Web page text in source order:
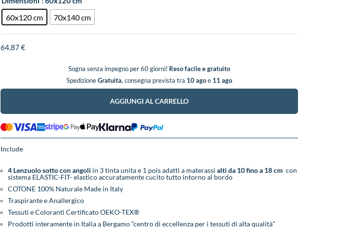
60x120 cm 70x140 cm
64,87€
Sogna senza impegno per 60 giorni! Reso facile e gratuito
SpedizioneGratuita, consegna prevista tra 10 agoe 11 ago
AGGIUNGI AL CARRELLO
Include
4 Lenzuolo sotto con angoli in 3 tinta unita e 1 pois adatti a materassi alti da 10 fino a 18 cm con
sistema ELASTIC-FIT- elastico accuratamente cucito tutto intorno al bordo
COTONE 100% Naturale Made in Italy
Traspirante e Anallergico
Tessuti e Coloranti Certificato OEKO-TEX®
Prodotti interamente in Italia a Bergamo “centro di eccellenza per i tessuti di alta qualità”